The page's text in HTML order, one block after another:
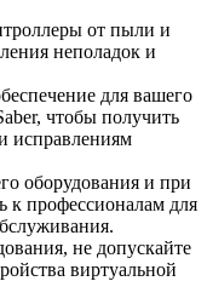
от пыли и
неполадок и
для вашего
чтобы получить
исправлениям
оборудования и при
к профессионалам для
не допускайте
виртуальной